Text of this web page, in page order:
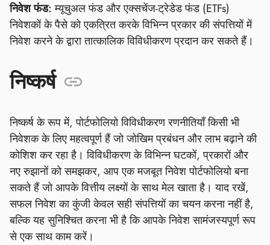
निवेश फंड: म्यूचुअल फंड और एक्सचेंज-ट्रेडेड फंड (ETFs)
निवेशकों के पैसे को एकत्रित करके विभिन्न प्रकार की संपत्तियों में
निवेश करने के द्वारा तात्कालिक विविधीकरण प्रदान कर सकते हैं।
निष्कर्ष
निष्कर्ष के रूप में, पोर्टफोलियो विविधीकरण रणनीतियाँ किसी भी
निवेशक के लिए महत्वपूर्ण हैं जो जोखिम प्रबंधन और लाभ बढ़ाने की
कोशिश कर रहा है। विविधीकरण के विभिन्न घटकों, प्रकारों और
नए रुझानों को समझकर, आप एक मजबूत निवेश पोर्टफोलियो बना
सकते हैं जो आपके वित्तीय लक्ष्यों के साथ मेल खाता है। याद रखें,
सफल निवेश का कुंजी केवल सही संपत्तियों का चयन करना नहीं है,
बल्कि यह सुनिश्चित करना भी है कि आपके निवेश सामंजस्यपूर्ण रूप
से एक साथ काम करें।